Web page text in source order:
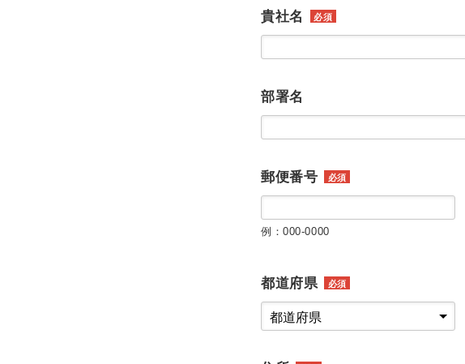
貴社名 必須
部署名
郵便番号 必須
例：000-0000
都道府県 必須